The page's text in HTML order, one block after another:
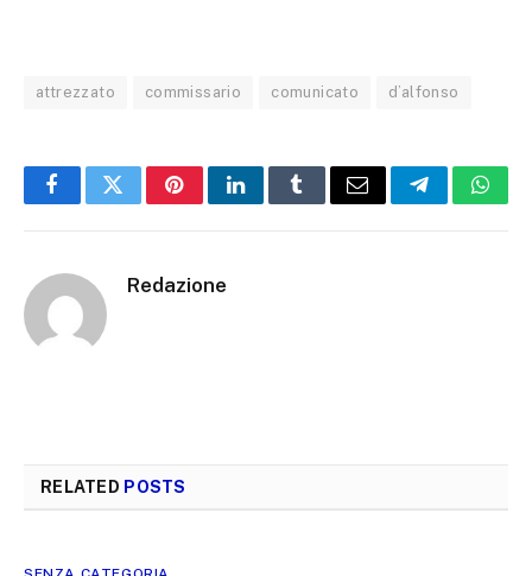
attrezzato commissario comunicato d’alfonso
FacebookTwitterPinterestLinkedInTumblrEmail Telegram
Redazione
RELATED POSTS